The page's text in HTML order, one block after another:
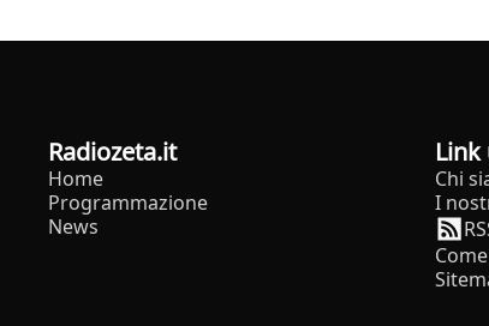
radiozeta.it
Home
Programmazione
News
Chi
I